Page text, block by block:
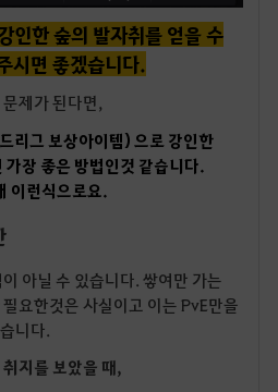
인한 숲의 발자취를 얻을 수
시면 좋겠습니다.
제가 된다면,
리그 보상아이템) 으로 강인한
장 좋은 방법인것 같습니다.
이런식으로요.
아닐 수 있습니다. 쌓여만 가는
요한것은 사실이고 이는 PvE만을
니다.
지를 보았을 때,